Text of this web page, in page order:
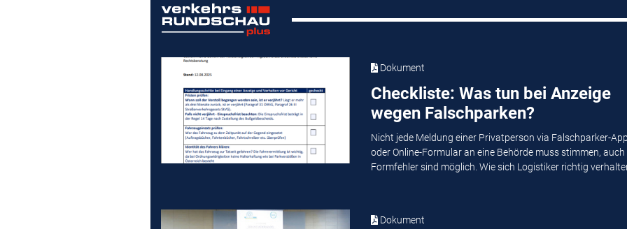
Dokument
Checkliste: Was tun bei Anzeige
wegen Falschparken?
Nicht jede Meldung einer Privatperson via Falschparker-
oder Online-Formular an eine Behörde muss stimmen, auch
Formfehler sind möglich. Wie sich Logistiker richtig
Dokument